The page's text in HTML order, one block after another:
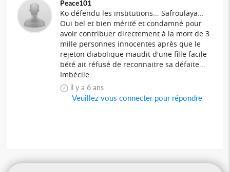
Peace101
Ko défendu les institutions... Safroulaya...
Oui bel et bien mérité et condamné pour
avoir contribuer directement à la mort de 3
mille personnes innocentes après que le
rejeton diabolique maudit d'une fille facile
bété ait réfusé de reconnaitre sa défaite...
Imbécile...
il y a 6 ans
Veuillez vous connecter pour répondre